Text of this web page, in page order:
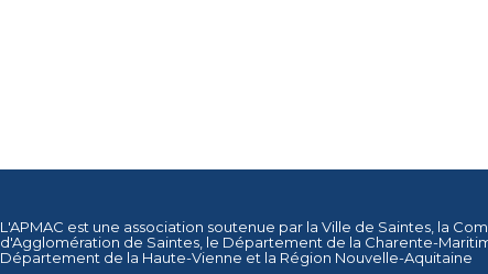
L'APMAC est une association soutenue par la Ville de Saintes , la
d'Agglomération de Saintes , le Département de la Charente-
Département de la Haute-Vienne et la Région Nouvelle-Aquitaine